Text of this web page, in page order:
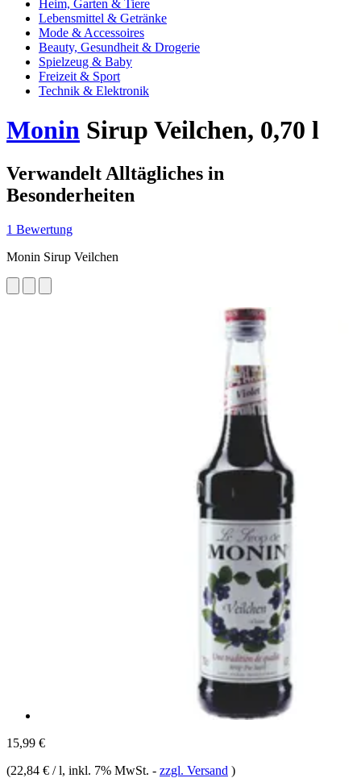
Heim, Garten & Tiere
Lebensmittel & Getränke
Mode & Accessoires
Beauty, Gesundheit & Drogerie
Spielzeug & Baby
Freizeit & Sport
Technik & Elektronik
Monin Sirup Veilchen, 0,70 l
Verwandelt Alltägliches in
Besonderheiten
1 Bewertung
Monin Sirup Veilchen
15,99 €
(22,84 € / l, inkl. 7% MwSt. - zzgl. Versand )